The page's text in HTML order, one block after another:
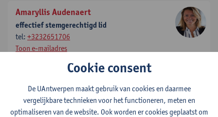
Amaryllis Audenaert
effectief stemgerechtigd lid
tel: +3232651706
Toon e-mailadres
effectief stemgerechtigd lid
tel:+3232654310
Toon e-mailadres
Cookie consent
De UAntwerpen maakt gebruik van cookies en daarmee
vergelijkbare technieken voor het functioneren, meten en
optimaliseren van de website. Ook worden er cookies geplaatst om